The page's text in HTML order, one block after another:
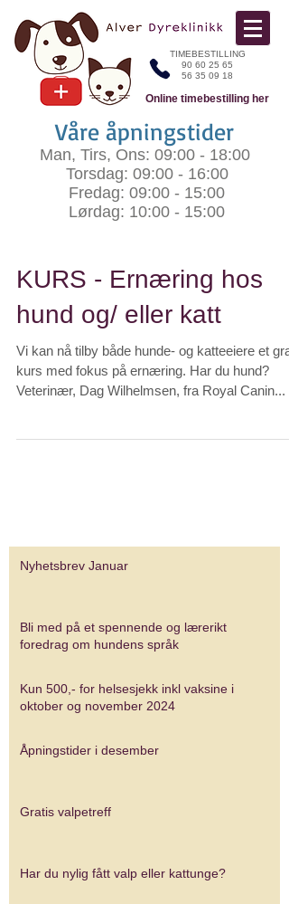
TIMEBESTILLING
90 60 25 65
56 35 09 18
Online timebestilling her
Våre åpningstider
Man, Tirs, Ons: 09:00 - 18:00
Torsdag: 09:00 - 16:00
Fredag: 09:00 - 15:00​
Lørdag: 10:00 - 15:00
KURS - Ernæring hos
hund og/ eller katt
Vi kan nå tilby både hunde- og katteeiere et
kurs med fokus på ernæring. Har du hund?
Veterinær, Dag Wilhelmsen, fra Royal Canin...
Nyhetsbrev Januar
Bli med på et spennende og lærerikt
foredrag om hundens språk
Kun 500,- for helsesjekk inkl vaksine i
oktober og november 2024
Åpningstider i desember
Gratis valpetreff
Har du nylig fått valp eller kattunge?